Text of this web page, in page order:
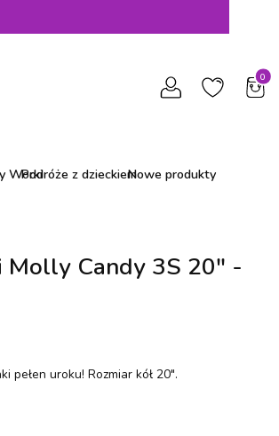
Worki
Podróże z dzieckiemNowe produkty
Molly Candy 3S 20" -
pełen uroku! Rozmiar kół 20".